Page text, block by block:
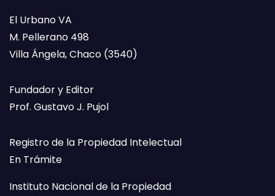
El Urbano VA
M. Pellerano 498
Villa Ángela, Chaco (3540)
Fundador y Editor
Prof. Gustavo J. Pujol
Registro de la Propiedad Intelectual
En Trámite
Instituto Nacional de la Propiedad